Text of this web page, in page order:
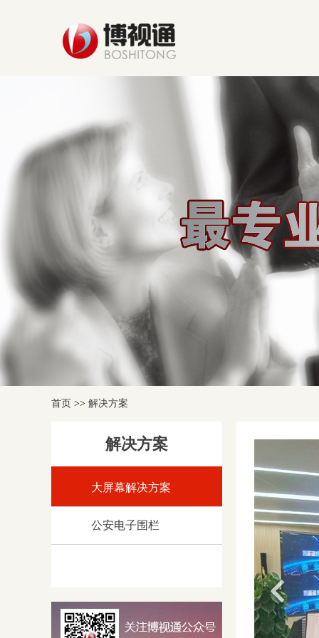
首页 >> 解决方案
解决方案
大屏幕解决方案
公安电子围栏